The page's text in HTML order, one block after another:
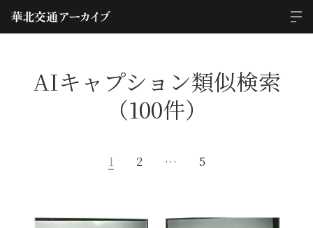
AIキャプション類似検索
（100件）
1 2 … 5